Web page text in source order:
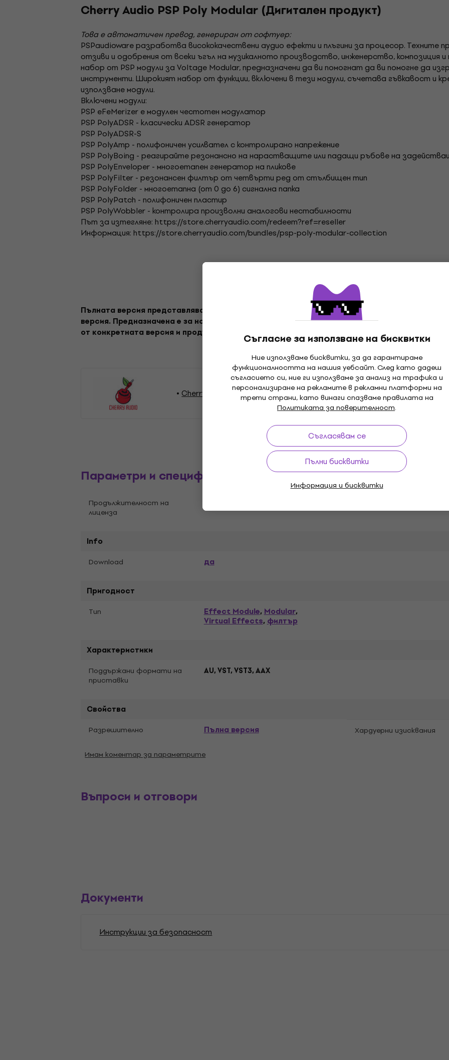
Съгласие за използване на бисквитки
Ние използваме бисквитки, за да гарантираме
функционалността на нашия уебсайт. След като дадеш
съгласието си, ние ги използваме за анализ на трафика и
персонализиране на рекламите в рекламни платформи на
трети страни, като винаги спазваме правилата на
Политиката за поверителност.
Съгласявам се
Пълни бисквитки
Информация и бисквитки
Cherry Audio PSP Poly Modular (Дигитален продукт)
Това е автоматичен превод, генериран от софтуер:
PSPaudioware разработва висококачествени аудио ефекти и плъгини за процесор. Техните
отзиви и одобрения от всеки ъгъл на музикалното производство, инженерство, композиция и
набор от PSP модули за Voltage Modular, предназначени да ви помогнат да ви помогне да
инструменти. Широкият набор от функции, включени в тези модули, съчетава гъвкавост и
използване модули.
Включени модули:
PSP eFeMerizer е модулен честотен модулатор
PSP PolyADSR - класически ADSR генератор
PSP PolyADSR-S
PSP PolyAmp - полифоничен усилвател с контролирано напрежение
PSP PolyBoing - реагирайте резонансно на нарастващите или падащи ръбове на
PSP PolyEnveloper - многоетапен генератор на пликове
PSP PolyFilter - резонансен филтър от четвърти ред от стълбищен тип
PSP PolyFolder - многоетапна (от 0 до 6) сигнална папка
PSP PolyPatch - полифоничен пластир
PSP PolyWobbler - контролира произволни аналогови нестабилности
Път за изтегляне: https://store.cherryaudio.com/redeem?ref=reseller
Информация: https://store.cherryaudio.com/bundles/psp-poly-modular-collection
Пълната версия представлява софтуер, който не изисква притежаването на какъвто и да
версия. Предназначена е за нови потребители, които все още не притежават дадения
от конкретната версия и продукт. След покупка ще получите лиценз за пълноценно
Cherry Audio Студио Cherry Audio Студио софтуер Cherry
Параметри и спецификации
Продължителност на
лиценза
Info
Download да
Пригодност
Tип Effect Module,Modular,
Virtual Effects,филтър
Характеристики
Поддържани формати на
приставки
AU, VST, VST3, AAX
Свойства
Разрешително Пълна версия Хардуерни изисквания
Имам коментар за параметрите
Въпроси и отговори
Документи
Инструкции за безопасност